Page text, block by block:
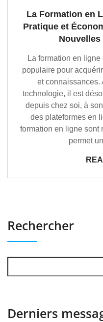
La Formation en
Pratique et
Nouvelles
La formation en
populaire pour
et connaissances.
technologie, il est
depuis chez soi, à
des plateformes en
formation en ligne sont
permet
Rechercher
Derniers